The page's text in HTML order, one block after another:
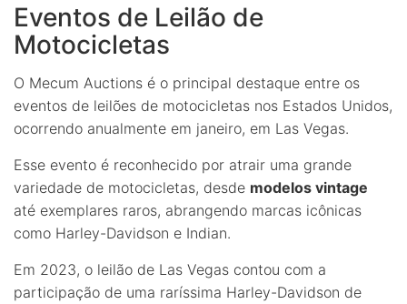
Eventos de Leilão de
Motocicletas
O Mecum Auctions é o principal destaque entre os
eventos de leilões de motocicletas nos Estados Unidos,
ocorrendo anualmente em janeiro, em Las Vegas.
Esse evento é reconhecido por atrair uma grande
variedade de motocicletas, desde modelos vintage
até exemplares raros, abrangendo marcas icônicas
como Harley-Davidson e Indian.
Em 2023, o leilão de Las Vegas contou com a
participação de uma raríssima Harley-Davidson de